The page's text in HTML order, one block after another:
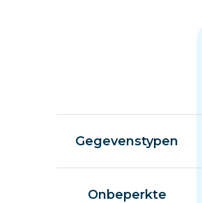
Gegevenstypen
Onbeperkte